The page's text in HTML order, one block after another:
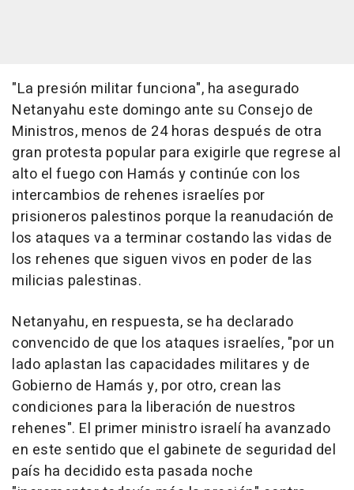
"La presión militar funciona", ha asegurado
Netanyahu este domingo ante su Consejo de
Ministros, menos de 24 horas después de otra
gran protesta popular para exigirle que regrese al
alto el fuego con Hamás y continúe con los
intercambios de rehenes israelíes por
prisioneros palestinos porque la reanudación de
los ataques va a terminar costando las vidas de
los rehenes que siguen vivos en poder de las
milicias palestinas.
Netanyahu, en respuesta, se ha declarado
convencido de que los ataques israelíes, "por un
lado aplastan las capacidades militares y de
Gobierno de Hamás y, por otro, crean las
condiciones para la liberación de nuestros
rehenes". El primer ministro israelí ha avanzado
en este sentido que el gabinete de seguridad del
país ha decidido esta pasada noche